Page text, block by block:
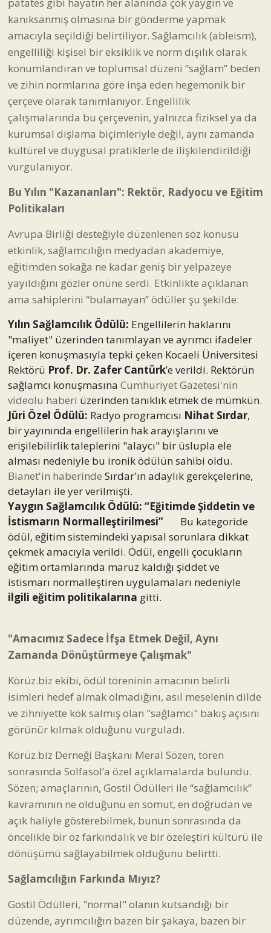
kanıksanmış olmasına bir gönderme yapmak
amacıyla seçildiği belirtiliyor. Sağlamcılık (ableism),
engelliliği kişisel bir eksiklik ve norm dışılık olarak
konumlandıran ve toplumsal düzeni “sağlam” beden
ve zihin normlarına göre inşa eden hegemonik bir
çerçeve olarak tanımlanıyor. Engellilik
çalışmalarında bu çerçevenin, yalnızca fiziksel ya da
kurumsal dışlama biçimleriyle değil, aynı zamanda
kültürel ve duygusal pratiklerle de ilişkilendirildiği
vurgulanıyor.
Bu Yılın "Kazananları": Rektör, Radyocu ve Eğitim
Politikaları
Avrupa Birliği desteğiyle düzenlenen söz konusu
etkinlik, sağlamcılığın medyadan akademiye,
eğitimden sokağa ne kadar geniş bir yelpazeye
yayıldığını gözler önüne serdi. Etkinlikte açıklanan
ama sahiplerini “bulamayan” ödüller şu şekilde:
Yılın Sağlamcılık Ödülü: Engellilerin haklarını
"maliyet" üzerinden tanımlayan ve ayrımcı ifadeler
içeren konuşmasıyla tepki çeken Kocaeli Üniversitesi
Rektörü Prof. Dr. Zafer Cantürk’e verildi. Rektörün
sağlamcı konuşmasına Cumhuriyet Gazetesi'nin
videolu haberi üzerinden tanıklık etmek de mümkün.
Jüri Özel Ödülü: Radyo programcısı Nihat Sırdar,
bir yayınında engellilerin hak arayışlarını ve
erişilebilirlik taleplerini "alaycı" bir üslupla ele
alması nedeniyle bu ironik ödülün sahibi oldu.
Bianet'in haberinde Sırdar'ın adaylık gerekçelerine,
detayları ile yer verilmişti.
Yaygın Sağlamcılık Ödülü: “Eğitimde Şiddetin ve
İstismarın Normalleştirilmesi” Bu kategoride
ödül, eğitim sistemindeki yapısal sorunlara dikkat
çekmek amacıyla verildi. Ödül, engelli çocukların
eğitim ortamlarında maruz kaldığı şiddet ve
istismarı normalleştiren uygulamaları nedeniyle
ilgili eğitim politikalarına gitti.
"Amacımız Sadece İfşa Etmek Değil, Aynı
Zamanda Dönüştürmeye Çalışmak"
Körüz.biz ekibi, ödül töreninin amacının belirli
isimleri hedef almak olmadığını, asıl meselenin dilde
ve zihniyette kök salmış olan "sağlamcı" bakış açısını
görünür kılmak olduğunu vurguladı.
Körüz.biz Derneği Başkanı Meral Sözen, tören
sonrasında Solfasol’a özel açıklamalarda bulundu.
Sözen; amaçlarının, Gostil Ödülleri ile “sağlamcılık”
kavramının ne olduğunu en somut, en doğrudan ve
açık haliyle gösterebilmek, bunun sonrasında da
öncelikle bir öz farkındalık ve bir özeleştiri kültürü ile
dönüşümü sağlayabilmek olduğunu belirtti.
Sağlamcılığın Farkında Mıyız?
Gostil Ödülleri, "normal" olanın kutsandığı bir
düzende, ayrımcılığın bazen bir şakaya, bazen bir